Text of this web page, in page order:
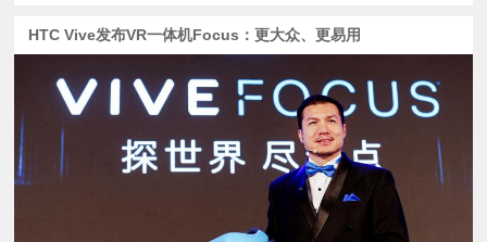
验
题
HTC Vive发布VR一体机Focus：更大众、更易用